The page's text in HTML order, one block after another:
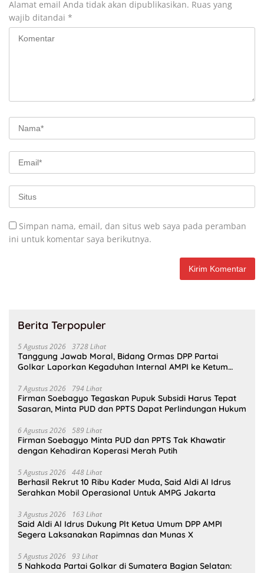
Alamat email Anda tidak akan dipublikasikan. Ruas yang
wajib ditandai *
Simpan nama, email, dan situs web saya pada peramban
ini untuk komentar saya berikutnya.
Berita Terpopuler
5 Agustus 2026 3728 Lihat
Tanggung Jawab Moral, Bidang Ormas DPP Partai
Golkar Laporkan Kegaduhan Internal AMPI ke Ketum
7 Agustus 2026 794 Lihat
Firman Soebagyo Tegaskan Pupuk Subsidi Harus Tepat
Sasaran, Minta PUD dan PPTS Dapat Perlindungan Hukum
6 Agustus 2026 589 Lihat
Firman Soebagyo Minta PUD dan PPTS Tak Khawatir
dengan Kehadiran Koperasi Merah Putih
5 Agustus 2026 448 Lihat
Berhasil Rekrut 10 Ribu Kader Muda, Said Aldi Al Idrus
Serahkan Mobil Operasional Untuk AMPG Jakarta
3 Agustus 2026 163 Lihat
Said Aldi Al Idrus Dukung Plt Ketua Umum DPP AMPI
Segera Laksanakan Rapimnas dan Munas X
5 Agustus 2026 93 Lihat
5 Nahkoda Partai Golkar di Sumatera Bagian Selatan: